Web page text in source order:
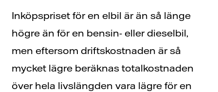
Inköpspriset för en elbil är än så länge
högre än för en bensin- eller dieselbil,
men eftersom driftskostnaden är så
mycket lägre beräknas totalkostnaden
över hela livslängden vara lägre för en